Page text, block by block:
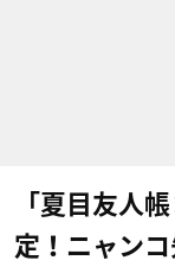
「夏目友人
定！ニャン